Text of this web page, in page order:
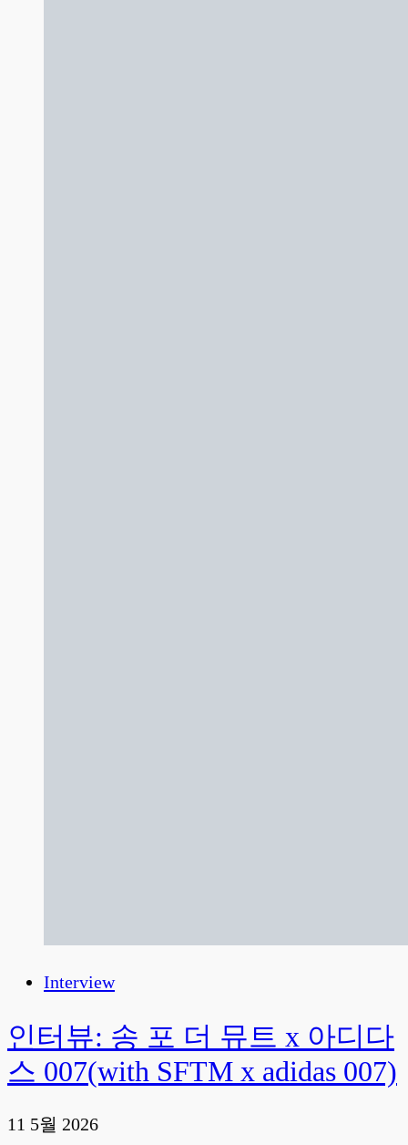
Interview
인터뷰: 송 포 더 뮤트 x 아디다
스 007(with SFTM x adidas 007)
11 5월 2026